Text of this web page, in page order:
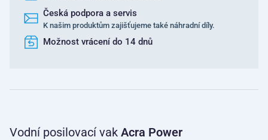
Česká podpora a servis
K našim produktům zajišťujeme také náhradní díly.
Možnost vrácení do 14 dnů
Vodní posilovací vak Acra Power